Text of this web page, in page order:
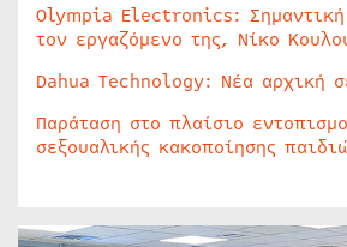
Olympia Electronics: Σημαντική
τον εργαζόμενο της, Νίκο
Dahua Technology: Νέα αρχική
Παράταση στο πλαίσιο
σεξουαλικής κακοποίησης